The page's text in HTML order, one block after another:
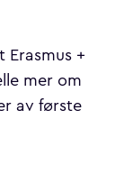
Erasmus +
mer om
av første